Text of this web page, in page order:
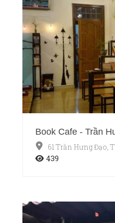
Book Cafe - Trần
61 Trần Hưng Đạo,
439